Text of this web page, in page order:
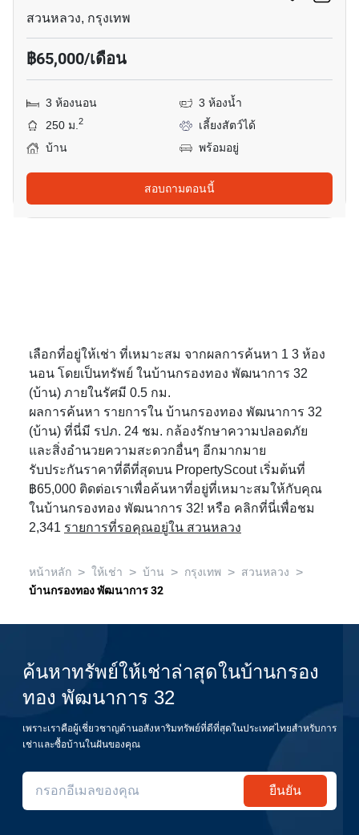
สวนหลวง, กรุงเทพ
฿65,000/เดือน
3 ห้องนอน
3 ห้องน้ำ
250 ม.2
เลี้ยงสัตว์ได้
บ้าน
พร้อมอยู่
สอบถามตอนนี้
เลือกที่อยู่ให้เช่า ที่เหมาะสม จากผลการค้นหา 1 3 ห้อง
นอน โดยเป็นทรัพย์ ในบ้านกรองทอง พัฒนาการ 32
(บ้าน) ภายในรัศมี 0.5 กม.
ผลการค้นหา รายการใน บ้านกรองทอง พัฒนาการ 32
(บ้าน) ที่นี่มี รปภ. 24 ชม. กล้องรักษาความปลอดภัย
และสิ่งอำนวยความสะดวกอื่นๆ อีกมากมาย
รับประกันราคาที่ดีที่สุดบน PropertyScout เริ่มต้นที่
฿65,000 ติดต่อเราเพื่อค้นหาที่อยู่ที่เหมาะสมให้กับคุณ
ในบ้านกรองทอง พัฒนาการ 32! หรือ คลิกที่นี่เพื่อชม
2,341 รายการที่รอคุณอยู่ใน สวนหลวง
หน้าหลัก > ให้เช่า > บ้าน > กรุงเทพ > สวนหลวง >
บ้านกรองทอง พัฒนาการ 32
ค้นหาทรัพย์ให้เช่าล่าสุดในบ้านกรอง
ทอง พัฒนาการ 32
เพราะเราคือผู้เชี่ยวชาญด้านอสังหาริมทรัพย์ที่ดีที่สุดในประเทศไทยสำหรับการ
เช่าและซื้อบ้านในฝันของคุณ
ยืนยัน